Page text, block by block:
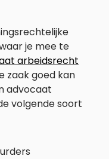
je mee te
arbeidsrecht
zaak goed kan
advocaat
volgende soort